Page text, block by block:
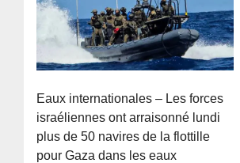
Eaux internationales – Les forces
israéliennes ont arraisonné lundi
plus de 50 navires de la flottille
pour Gaza dans les eaux